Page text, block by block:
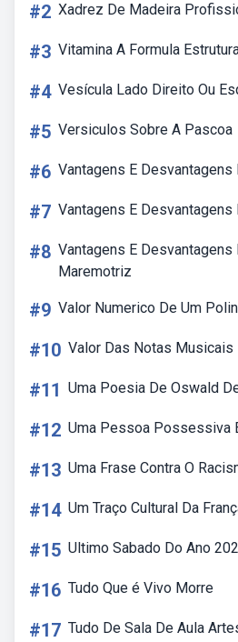
#2 Xadrez De Madeira
#3 Vitamina A Formula
#4 Vesícula Lado Direito Ou
#5 Versiculos Sobre A Pascoa
#6 Vantagens E Desvantagens
#7 Vantagens E Desvantagens
#8 Vantagens E Desvantagens
Maremotriz
#9 Valor Numerico De Um
#10 Valor Das Notas Musicais
#11 Uma Poesia De Oswald
#12 Uma Pessoa Possessiva
#13 Uma Frase Contra O
#14 Um Traço Cultural Da
#15 Ultimo Sabado Do Ano
#16 Tudo Que é Vivo Morre
#17 Tudo De Sala De Aula